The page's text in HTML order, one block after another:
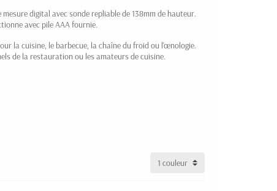
digital avec sonde repliable de 138mm de hauteur.
avec pile AAA fournie.
la cuisine, le barbecue, la chaîne du froid ou l'œnologie.
de la restauration ou les amateurs de cuisine.